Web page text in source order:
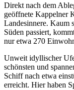
Direkt nach dem
geöffnete Kappelner
Landesinnere. Kaum
Süden passiert,
nur etwa 270
Unweit idyllischer
schönsten und
Schiff nach etwa
erreicht. Hier haben